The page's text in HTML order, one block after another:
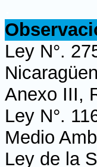
Ley N°.
Anexo III,
Ley N°.
Medio
Ley de la